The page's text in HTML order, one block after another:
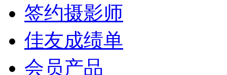
签约摄影师
佳友成绩单
会员产品